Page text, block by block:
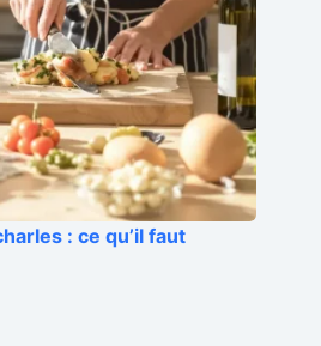
: ce qu’il faut